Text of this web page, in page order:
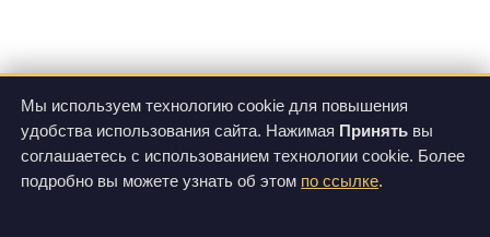
Мы используем технологию cookie для повышения
удобства использования сайта. Нажимая Принять вы
соглашаетесь с использованием технологии cookie. Более
подробно вы можете узнать об этом по ссылке.